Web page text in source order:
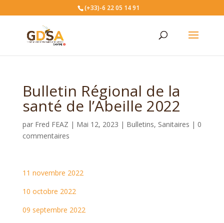
(+33)-6 22 05 14 91
Bulletin Régional de la
santé de l’Abeille 2022
par Fred FEAZ | Mai 12, 2023 | Bulletins, Sanitaires | 0
commentaires
11 novembre 2022
10 octobre 2022
09 septembre 2022